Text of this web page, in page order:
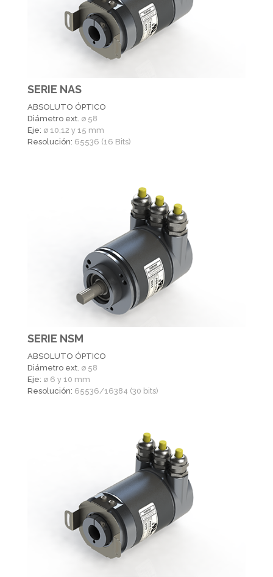
SERIE NAS
ABSOLUTO ÓPTICO
Diámetro ext. ø 58
Eje: ø 10,12 y 15 mm
Resolución: 65536 (16 Bits)
SERIE NSM
ABSOLUTO ÓPTICO
Diámetro ext. ø 58
Eje: ø 6 y 10 mm
Resolución: 65536/16384 (30 bits)